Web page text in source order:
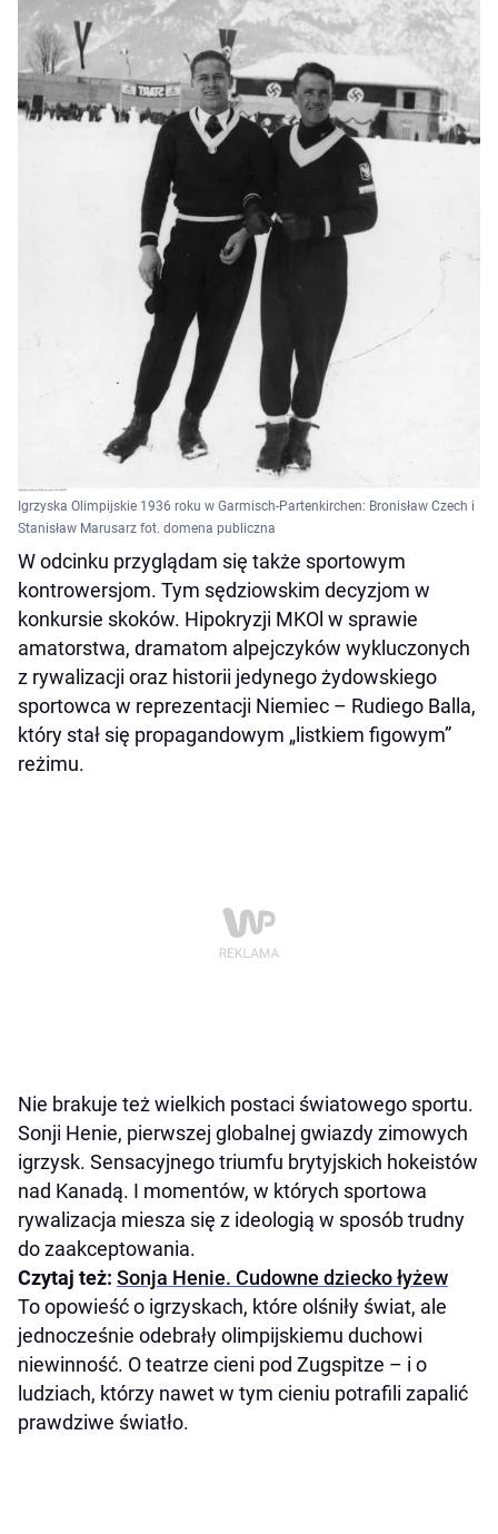
Igrzyska Olimpijskie 1936 roku w Garmisch-Partenkirchen: Bronisław Czech i
Stanisław Marusarz fot. domena publiczna
W odcinku przyglądam się także sportowym
kontrowersjom. Tym sędziowskim decyzjom w
konkursie skoków. Hipokryzji MKOl w sprawie
amatorstwa, dramatom alpejczyków wykluczonych
z rywalizacji oraz historii jedynego żydowskiego
sportowca w reprezentacji Niemiec – Rudiego Balla,
który stał się propagandowym „listkiem figowym”
reżimu.
Nie brakuje też wielkich postaci światowego sportu.
Sonji Henie, pierwszej globalnej gwiazdy zimowych
igrzysk. Sensacyjnego triumfu brytyjskich hokeistów
nad Kanadą. I momentów, w których sportowa
rywalizacja miesza się z ideologią w sposób trudny
do zaakceptowania.
Czytaj też: Sonja Henie. Cudowne dziecko łyżew
To opowieść o igrzyskach, które olśniły świat, ale
jednocześnie odebrały olimpijskiemu duchowi
niewinność. O teatrze cieni pod Zugspitze – i o
ludziach, którzy nawet w tym cieniu potrafili zapalić
prawdziwe światło.